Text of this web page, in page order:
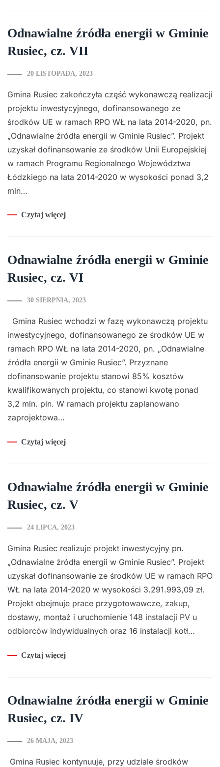
Odnawialne źródła energii w Gminie
Rusiec, cz. VII
20 LISTOPADA, 2023
Gmina Rusiec zakończyła część wykonawczą realizacji
projektu inwestycyjnego, dofinansowanego ze
środków UE w ramach RPO WŁ na lata 2014-2020, pn.
„Odnawialne źródła energii w Gminie Rusiec”. Projekt
uzyskał dofinansowanie ze środków Unii Europejskiej
w ramach Programu Regionalnego Województwa
Łódzkiego na lata 2014-2020 w wysokości ponad 3,2
mln…
Czytaj więcej
Odnawialne źródła energii w Gminie
Rusiec, cz. VI
30 SIERPNIA, 2023
Gmina Rusiec wchodzi w fazę wykonawczą projektu
inwestycyjnego, dofinansowanego ze środków UE w
ramach RPO WŁ na lata 2014-2020, pn. „Odnawialne
źródła energii w Gminie Rusiec”. Przyznane
dofinansowanie projektu stanowi 85% kosztów
kwalifikowanych projektu, co stanowi kwotę ponad
3,2 mln. pln. W ramach projektu zaplanowano
zaprojektowa…
Czytaj więcej
Odnawialne źródła energii w Gminie
Rusiec, cz. V
24 LIPCA, 2023
Gmina Rusiec realizuje projekt inwestycyjny pn.
„Odnawialne źródła energii w Gminie Rusiec”. Projekt
uzyskał dofinansowanie ze środków UE w ramach RPO
WŁ na lata 2014-2020 w wysokości 3.291.993,09 zł.
Projekt obejmuje prace przygotowawcze, zakup,
dostawy, montaż i uruchomienie 148 instalacji PV u
odbiorców indywidualnych oraz 16 instalacji kotł…
Czytaj więcej
Odnawialne źródła energii w Gminie
Rusiec, cz. IV
26 MAJA, 2023
Gmina Rusiec kontynuuje, przy udziale środków